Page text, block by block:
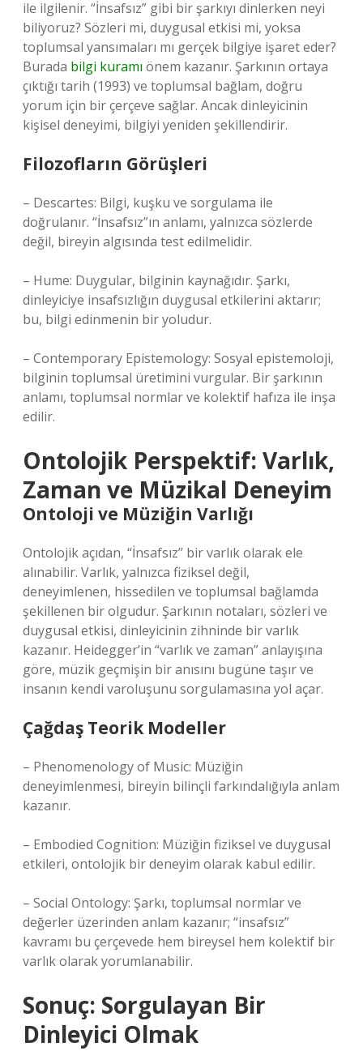
ile ilgilenir. “İnsafsız” gibi bir şarkıyı dinlerken neyi
biliyoruz? Sözleri mi, duygusal etkisi mi, yoksa
toplumsal yansımaları mı gerçek bilgiye işaret eder?
Burada bilgi kuramı önem kazanır. Şarkının ortaya
çıktığı tarih (1993) ve toplumsal bağlam, doğru
yorum için bir çerçeve sağlar. Ancak dinleyicinin
kişisel deneyimi, bilgiyi yeniden şekillendirir.
Filozofların Görüşleri
– Descartes: Bilgi, kuşku ve sorgulama ile
doğrulanır. “İnsafsız”ın anlamı, yalnızca sözlerde
değil, bireyin algısında test edilmelidir.
– Hume: Duygular, bilginin kaynağıdır. Şarkı,
dinleyiciye insafsızlığın duygusal etkilerini aktarır;
bu, bilgi edinmenin bir yoludur.
– Contemporary Epistemology: Sosyal epistemoloji,
bilginin toplumsal üretimini vurgular. Bir şarkının
anlamı, toplumsal normlar ve kolektif hafıza ile inşa
edilir.
Ontolojik Perspektif: Varlık,
Zaman ve Müzikal Deneyim
Ontoloji ve Müziğin Varlığı
Ontolojik açıdan, “İnsafsız” bir varlık olarak ele
alınabilir. Varlık, yalnızca fiziksel değil,
deneyimlenen, hissedilen ve toplumsal bağlamda
şekillenen bir olgudur. Şarkının notaları, sözleri ve
duygusal etkisi, dinleyicinin zihninde bir varlık
kazanır. Heidegger’in “varlık ve zaman” anlayışına
göre, müzik geçmişin bir anısını bugüne taşır ve
insanın kendi varoluşunu sorgulamasına yol açar.
Çağdaş Teorik Modeller
– Phenomenology of Music: Müziğin
deneyimlenmesi, bireyin bilinçli farkındalığıyla anlam
kazanır.
– Embodied Cognition: Müziğin fiziksel ve duygusal
etkileri, ontolojik bir deneyim olarak kabul edilir.
– Social Ontology: Şarkı, toplumsal normlar ve
değerler üzerinden anlam kazanır; “insafsız”
kavramı bu çerçevede hem bireysel hem kolektif bir
varlık olarak yorumlanabilir.
Sonuç: Sorgulayan Bir
Dinleyici Olmak